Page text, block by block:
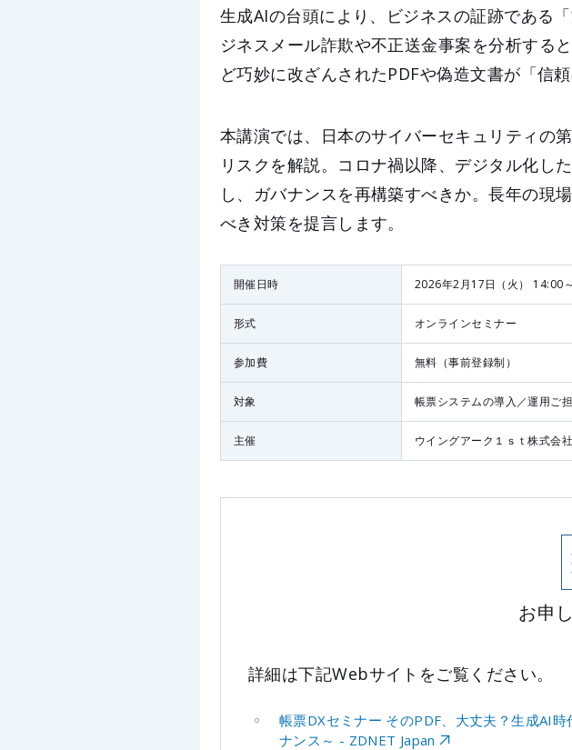
生成AIの台頭により、ビジネスの証跡である
ジネスメール詐欺や不正送金事案を分析する
ど巧妙に改ざんされたPDFや偽造文書が「信
本講演では、日本のサイバーセキュリティの
リスクを解説。コロナ禍以降、デジタル化し
し、ガバナンスを再構築すべきか。長年の現
べき対策を提言します。
開催日時 2026年2月17日（火） 14:00
形式 オンラインセミナー
参加費 無料（事前登録制）
対象 帳票システムの導入／運用ご
主催 ウイングアーク１ｓｔ株式会社
お申
詳細は下記Webサイトをご覧ください。
帳票DXセミナー そのPDF、大丈夫？生成AI
ナンス～ - ZDNET Japan